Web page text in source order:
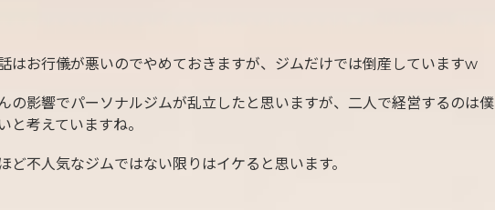
はお行儀が悪いのでやめておきますが、ジムだけでは倒産していますw
の影響でパーソナルジムが乱立したと思いますが、二人で経営するのは僕
と考えていますね。
ど不人気なジムではない限りはイケると思います。